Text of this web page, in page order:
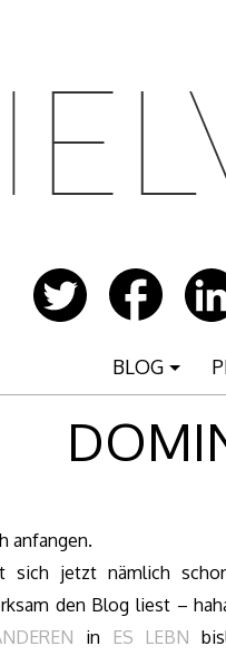
BLOG
anfangen.
sich jetzt nämlich
den Blog liest –
in ES LEBN